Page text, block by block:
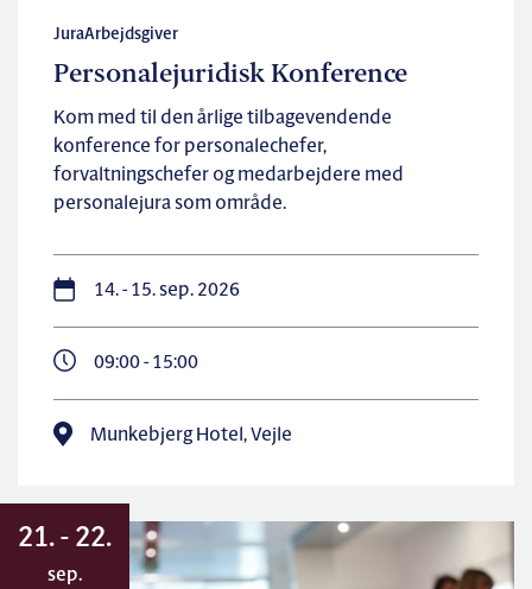
JuraArbejdsgiver
Personalejuridisk Konference
Kom med til den årlige tilbagevendende
konference for personalechefer,
forvaltningschefer og medarbejdere med
personalejura som område.
14. - 15. sep. 2026
09:00 - 15:00
Munkebjerg Hotel, Vejle
21. - 22.
sep.